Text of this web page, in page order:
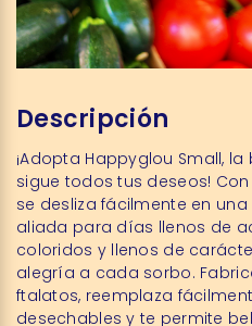
Descripción
¡Adopta Happyglou Small,
sigue todos tus deseos!
se desliza fácilmente en
aliada para días llenos de
coloridos y llenos de
alegría a cada sorbo.
ftalatos, reemplaza
desechables y te permite